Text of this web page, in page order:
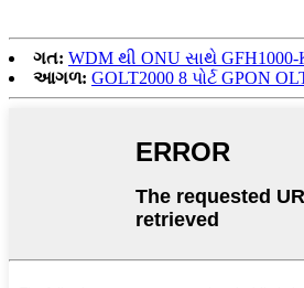
ગત: WDM થી ONU સાથે
આગળ: GOLT2000 8 પોર્ટ GPON